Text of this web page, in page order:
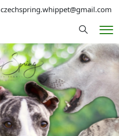
czechspring.whippet@gmail.com
Hledání